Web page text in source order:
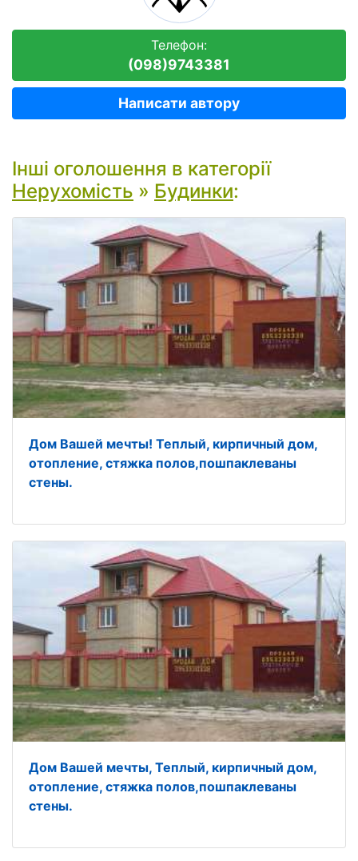
Телефон:
(098)9743381
Написати автору
Інші оголошення в категорії
Нерухомість » Будинки:
Дом Вашей мечты! Теплый, кирпичный дом,
отопление, стяжка полов,пошпаклеваны
стены.
Дом Вашей мечты, Теплый, кирпичный дом,
отопление, стяжка полов,пошпаклеваны
стены.